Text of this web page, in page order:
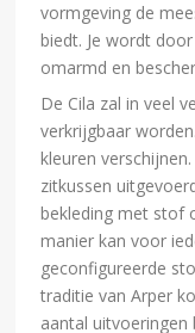
vormgeving de
biedt. Je wordt
omarmd en
De Cila zal in veel
verkrijgbaar
kleuren
zitkussen
bekleding met stof
manier kan voor
geconfigureerde
traditie van Arper
aantal uitvoeringen